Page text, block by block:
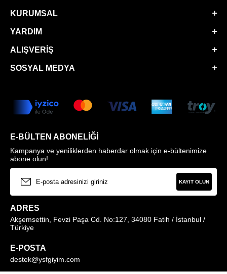
KURUMSAL
YARDIM
ALIŞVERIŞ
SOSYAL MEDYA
E-BÜLTEN ABONELIĞI
Kampanya ve yeniliklerden haberdar olmak için e-bültenimize
abone olun!
KAYIT OLUN
ADRES
Akşemsettin, Fevzi Paşa Cd. No:127, 34080 Fatih / İstanbul /
Türkiye
E-POSTA
destek@ysfgiyim.com